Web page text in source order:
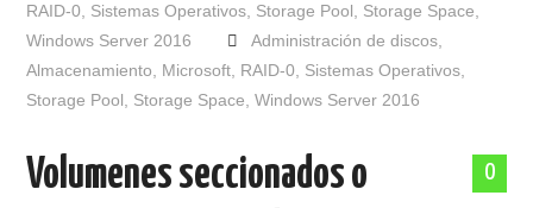
RAID-0
Sistemas Operativos Storage Pool Storage Space
Windows Server 2016
Administración de discos,
Almacenamiento
Microsoft RAID-0 Sistemas Operativos
Storage Pool
Storage Space ,Windows Server 2016
0
Volumenes seccionados o